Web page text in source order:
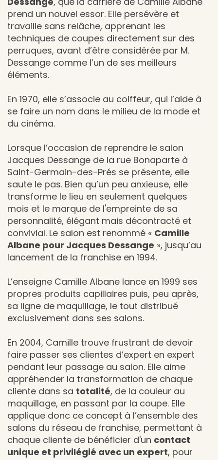
prend un nouvel essor. Elle persévère et
travaille sans relâche, apprenant les
techniques de coupes directement sur des
perruques, avant d’être considérée par M.
Dessange comme l’un de ses meilleurs
éléments.
En 1970, elle s’associe au coiffeur, qui l’aide à
se faire un nom dans le milieu de la mode et
du cinéma.
Lorsque l’occasion de reprendre le salon
Jacques Dessange de la rue Bonaparte à
Saint-Germain-des-Prés se présente, elle
saute le pas. Bien qu’un peu anxieuse, elle
transforme le lieu en seulement quelques
mois et le marque de l'empreinte de sa
personnalité, élégant mais décontracté et
convivial. Le salon est renommé « Camille
Albane pour Jacques Dessange », jusqu’au
lancement de la franchise en 1994.
L’enseigne Camille Albane lance en 1999 ses
propres produits capillaires puis, peu après,
sa ligne de maquillage, le tout distribué
exclusivement dans ses salons.
En 2004, Camille trouve frustrant de devoir
faire passer ses clientes d’expert en expert
pendant leur passage au salon. Elle aime
appréhender la transformation de chaque
cliente dans sa totalité, de la couleur au
maquillage, en passant par la coupe. Elle
applique donc ce concept à l’ensemble des
salons du réseau de franchise, permettant à
chaque cliente de bénéficier d'un contact
unique et privilégié avec un expert, pour